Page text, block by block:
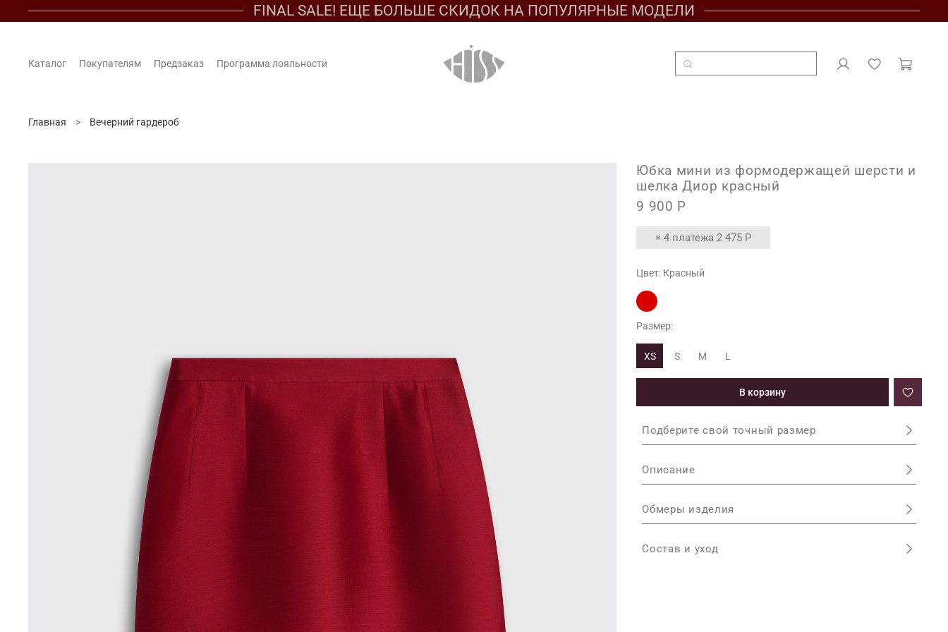
FINAL SALE! ЕЩЕ БОЛЬШЕ СКИДОК НА ПОПУЛЯРНЫЕ МОДЕЛИ
Каталог Покупателям Предзаказ Программа лояльности
Главная Вечерний гардероб
Юбка мини из формодержащей шерсти и
шелка Диор красный
9 900 Р
× 4 платежа2 475 Р
В корзину
Цвет: Красный
Размер:
XS S M L
Подберите свой точный размер
Описание
Обмеры изделия
Состав и уход